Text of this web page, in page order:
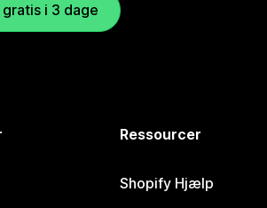
i 3 dage
Ressourcer
Shopify Hjælp